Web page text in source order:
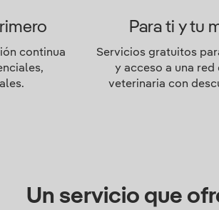
continua
Para ti y tu
Servicios gratuitos
y acceso a una red
veterinaria con
Un servicio que